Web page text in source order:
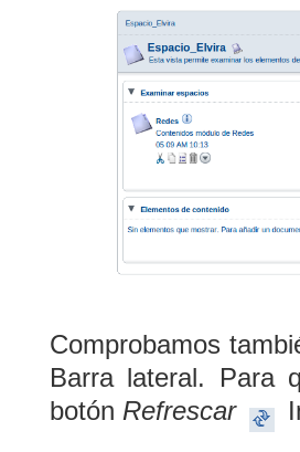
Comprobamos
Barra lateral. Para
botón Refrescar